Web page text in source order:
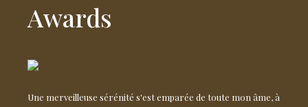
Awards
Une merveilleuse sérénité s'est emparée de toute mon âme, à